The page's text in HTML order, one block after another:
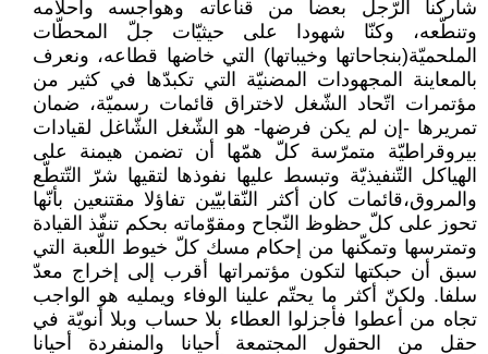
شاركنا الرّجل بعضا من قناعاته وهواجسه وأحلامه
وتنطّعه، وكنّا شهودا على حيثيّات جلّ المحطّات
الملحميّة(بنجاحاتها وخيباتها) التي خاضها قطاعه، ونعرف
بالمعاينة المجهودات المضنيّة التي تكبدّها في كثير من
مؤتمرات اتّحاد الشّغل لاختراق قائمات رسميّة، ضمان
تمريرها -إن لم يكن فرضها- هو الشّغل الشّاغل لقيادات
بيروقراطيّة متمرّسة كلّ همّها أن تضمن هيمنة على
الهياكل التّنفيذيّة وتبسط عليها نفوذها لتقيها شرّ التّتطّع
والمروق،قائمات كان أكثر النّقابيّين تفاؤلا مقتنعين بأنّها
تحوز على كلّ حظوظ النّجاح ومقوّماته بحكم تنفّذ القيادة
وتمترسها وتمكّنها من إحكام مسك كلّ خيوط اللّعبة التي
سبق أن حبكتها لتكون مؤتمراتها أقرب إلى إخراج معدّ
سلفا. ولكنّ أكثر ما يحتّم علينا الوفاء ويمليه هو الواجب
تجاه من أعطوا فأجزلوا العطاء بلا حساب وبلا أنويّة في
حقل من الحقول المجتمعة أحيانا والمنفردة أحيانا